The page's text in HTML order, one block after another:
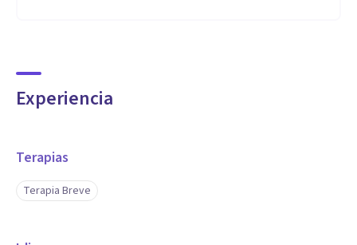
Experiencia
Terapias
Terapia Breve